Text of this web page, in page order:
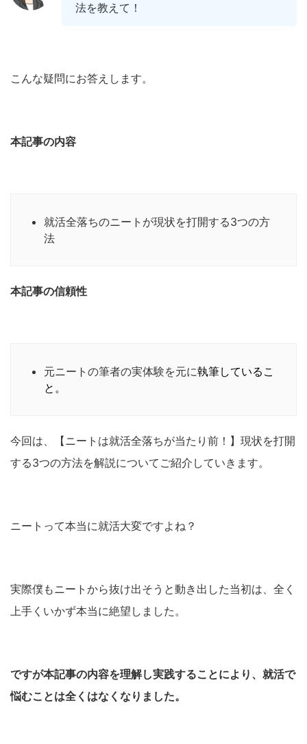
法を教えて！
こんな疑問にお答えします。
本記事の内容
就活全落ちのニートが現状を打開する3つの方
法
本記事の信頼性
元ニートの筆者の実体験を元に執筆しているこ
と。
今回は、【ニートは就活全落ちが当たり前！】現状を打開
する3つの方法を解説についてご紹介していきます。
ニートって本当に就活大変ですよね？
実際僕もニートから抜け出そうと動き出した当初は、全く
上手くいかず本当に絶望しました。
ですが本記事の内容を理解し実践することにより、就活で
悩むことは全くはなくなりました。